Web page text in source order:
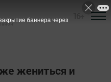
жениться и
баннера через